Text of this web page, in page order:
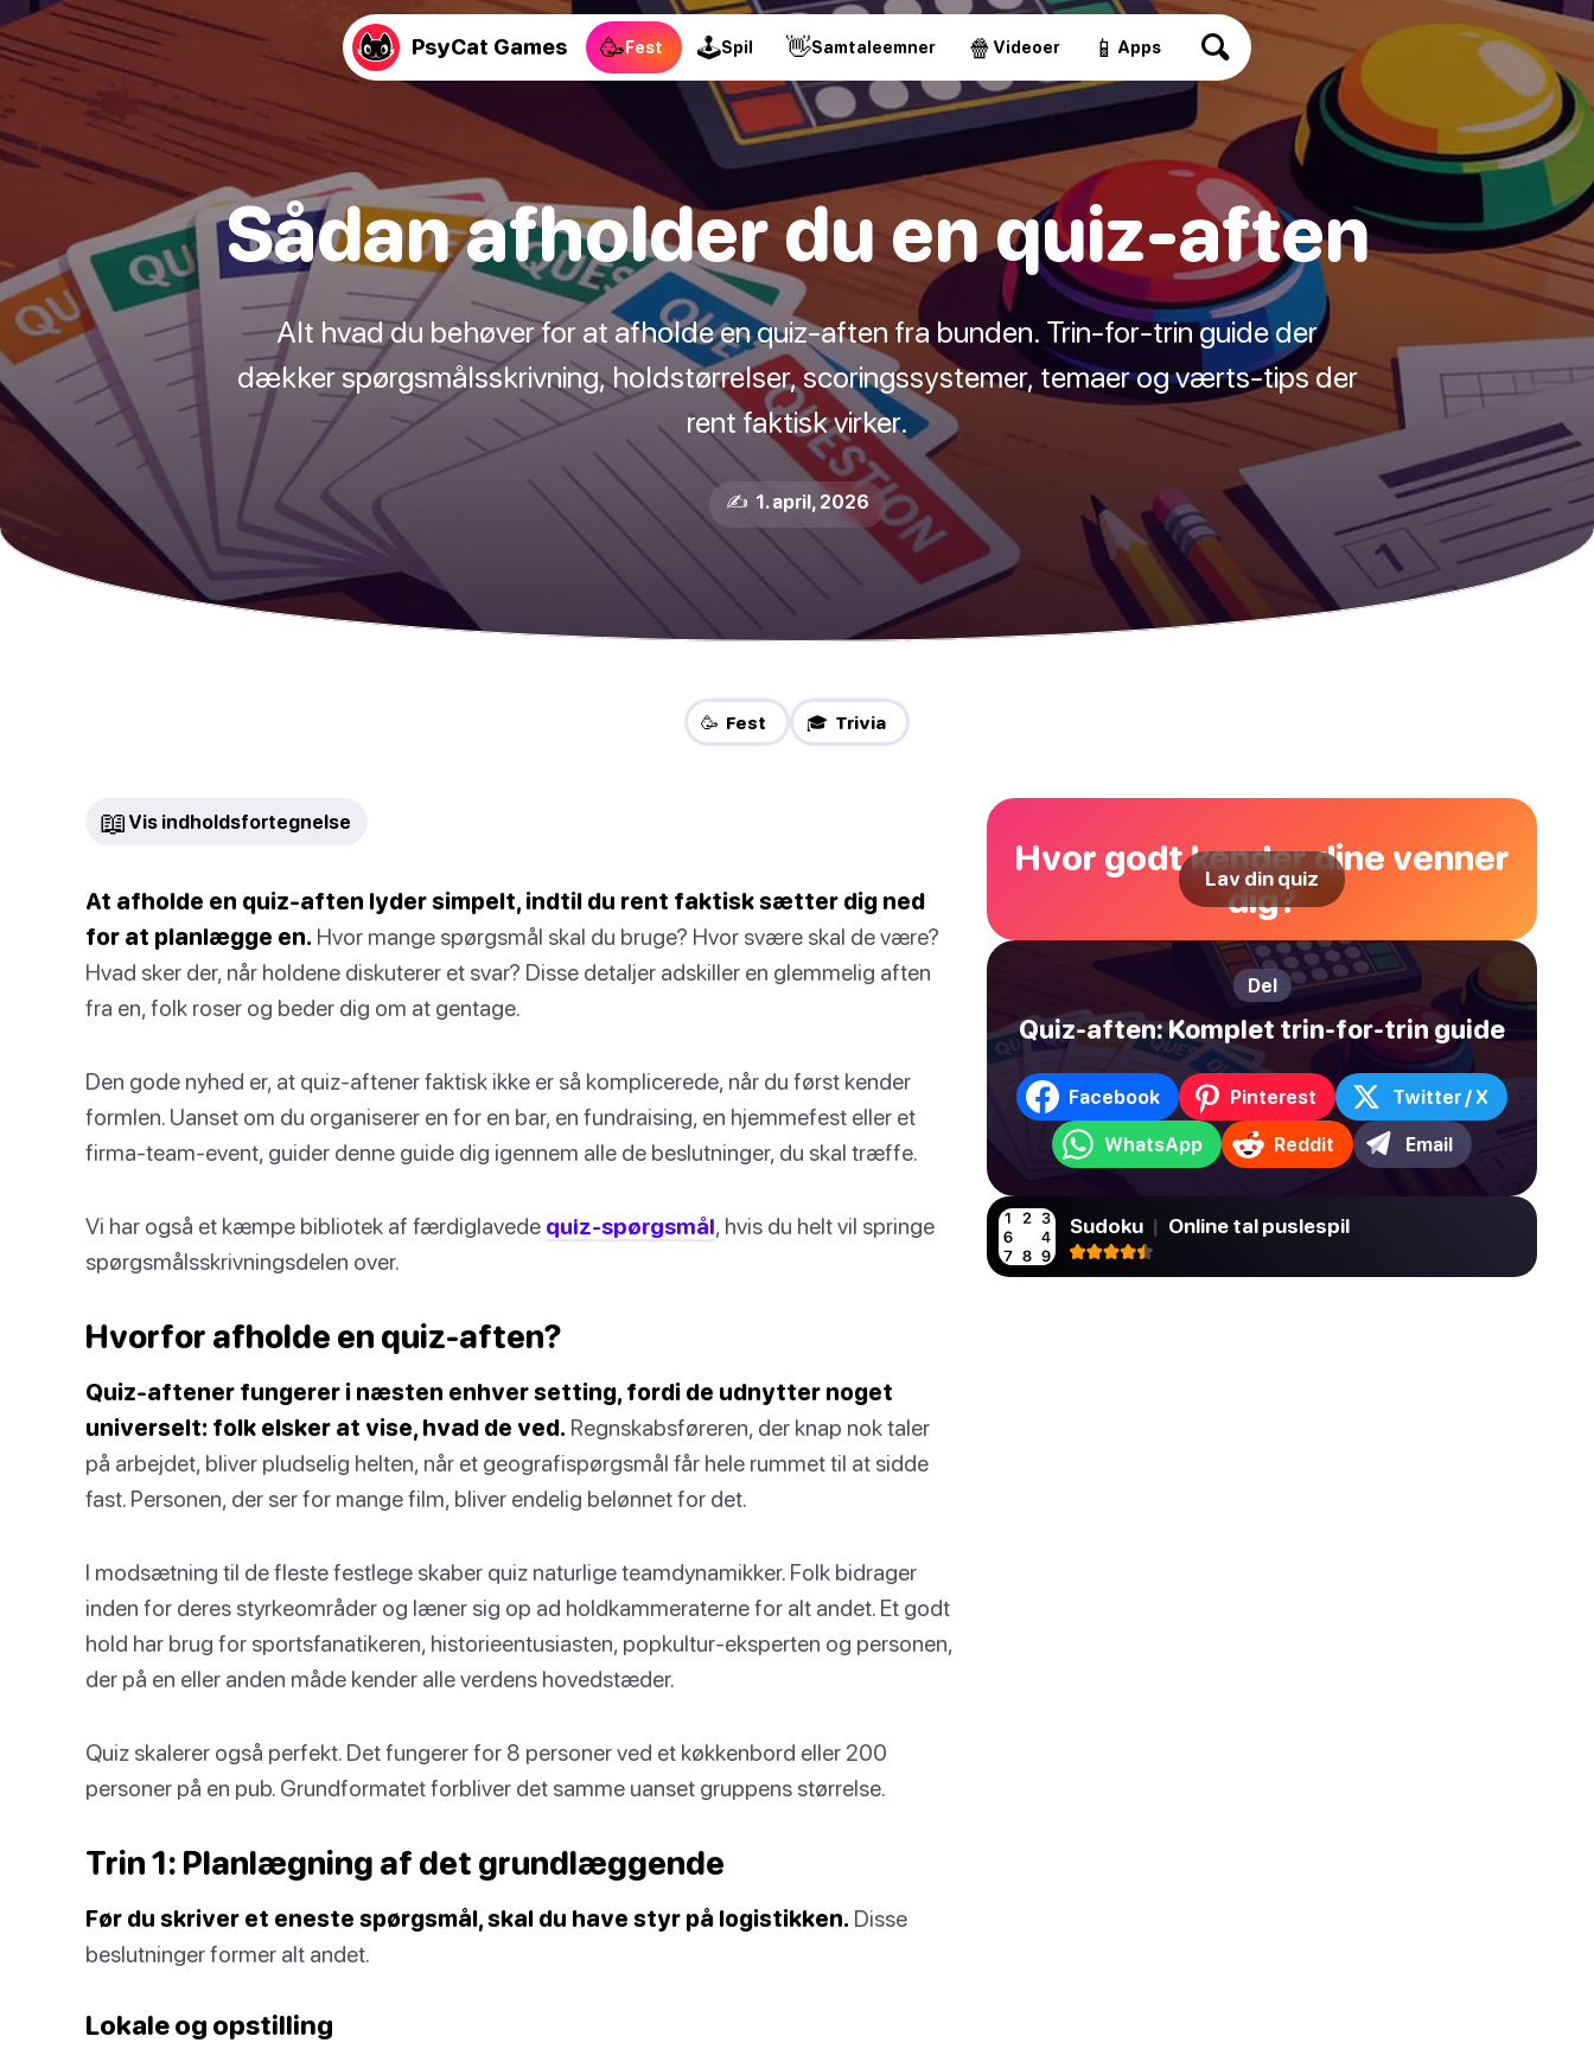
PsyCat Games 🥳Fest 🕹Spil 👋Samtaleemner 🍿 Videoer 📱 Apps
Sådan afholder du en quiz-aften
Alt hvad du behøver for at afholde en quiz-aften fra bunden. Trin-for-trin guide der
dækker spørgsmålsskrivning, holdstørrelser, scoringssystemer, temaer og værts-tips der
rent faktisk virker.
✍️ 1. april, 2026
🥳 Fest 🎓 Trivia
📖 Vis indholdsfortegnelse
At afholde en quiz-aften lyder simpelt, indtil du rent faktisk sætter dig ned
for at planlægge en. Hvor mange spørgsmål skal du bruge? Hvor svære skal de være?
Hvad sker der, når holdene diskuterer et svar? Disse detaljer adskiller en glemmelig aften
fra en, folk roser og beder dig om at gentage.
Den gode nyhed er, at quiz-aftener faktisk ikke er så komplicerede, når du først kender
formlen. Uanset om du organiserer en for en bar, en fundraising, en hjemmefest eller et
firma-team-event, guider denne guide dig igennem alle de beslutninger, du skal træffe.
Vi har også et kæmpe bibliotek af færdiglavede quiz-spørgsmål, hvis du helt vil springe
spørgsmålsskrivningsdelen over.
Hvorfor afholde en quiz-aften?
Quiz-aftener fungerer i næsten enhver setting, fordi de udnytter noget
universelt: folk elsker at vise, hvad de ved. Regnskabsføreren, der knap nok taler
på arbejdet, bliver pludselig helten, når et geografispørgsmål får hele rummet til at sidde
fast. Personen, der ser for mange film, bliver endelig belønnet for det.
I modsætning til de fleste festlege skaber quiz naturlige teamdynamikker. Folk bidrager
inden for deres styrkeområder og læner sig op ad holdkammeraterne for alt andet. Et godt
hold har brug for sportsfanatikeren, historieentusiasten, popkultur-eksperten og personen,
der på en eller anden måde kender alle verdens hovedstæder.
Quiz skalerer også perfekt. Det fungerer for 8 personer ved et køkkenbord eller 200
personer på en pub. Grundformatet forbliver det samme uanset gruppens størrelse.
Trin 1: Planlægning af det grundlæggende
Før du skriver et eneste spørgsmål, skal du have styr på logistikken. Disse
beslutninger former alt andet.
Lokale og opstilling
Hvor godt kender dine venner
dig?
Lav din quiz
Del
Quiz-aften: Komplet trin-for-trin guide
Facebook Pinterest Twitter / X
WhatsApp Reddit Email
Sudoku | Online tal puslespil